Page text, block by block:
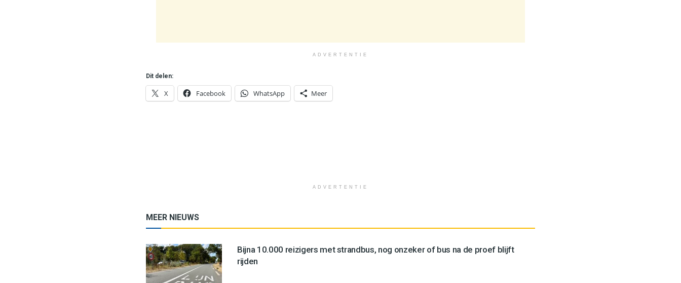
ADVERTENTIE
Dit delen:
X Facebook WhatsApp Meer
ADVERTENTIE
MEER NIEUWS
Bijna 10.000 reizigers met strandbus, nog onzeker of bus na de proef blijft
rijden